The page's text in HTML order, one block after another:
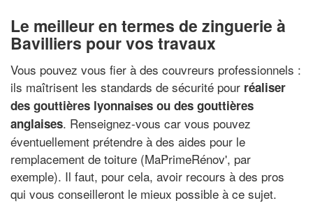
Le meilleur en termes de zinguerie à
Bavilliers pour vos travaux
Vous pouvez vous fier à des couvreurs professionnels :
ils maîtrisent les standards de sécurité pour réaliser
des gouttières lyonnaises ou des gouttières
anglaises. Renseignez-vous car vous pouvez
éventuellement prétendre à des aides pour le
remplacement de toiture (MaPrimeRénov', par
exemple). Il faut, pour cela, avoir recours à des pros
qui vous conseilleront le mieux possible à ce sujet.